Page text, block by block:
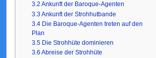
3.2 Ankunft der Baroque-Agenten
3.3Ankunft der Strohhutbande
3.4 Die Baroque-Agenten treten auf den
Plan
3.5 Die Strohhüte dominieren
3.6 Abreise der Strohhüte